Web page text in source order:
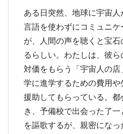
ある日突然、地球に宇宙
言語を使わずにコミュニ
が、人間の声を聴くと宝
るらしい。わたしは、彼
対価をもらう「宇宙人の
学に進学するための費用
援助してもらっている。
き、予備校で出会った了
を謳歌するが、親密にな